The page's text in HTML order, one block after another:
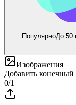
ПопулярноДо 50
Изображения
Добавить конечный
0/1